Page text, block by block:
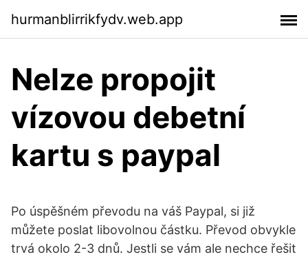
hurmanblirrikfydv.web.app
Nelze propojit
vízovou debetní
kartu s paypal
Po úspěšném převodu na váš Paypal, si již
můžete poslat libovolnou částku. Převod obvykle
trvá okolo 2-3 dnů. Jestli se vám ale nechce řešit